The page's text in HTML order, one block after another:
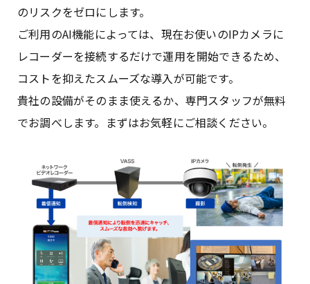
のリスクをゼロにします。
ご利用のAI機能によっては、現在お使いのIPカメラに
レコーダーを接続するだけで運用を開始できるため、
コストを抑えたスムーズな導入が可能です。
貴社の設備がそのまま使えるか、専門スタッフが無料
でお調べします。まずはお気軽にご相談ください。